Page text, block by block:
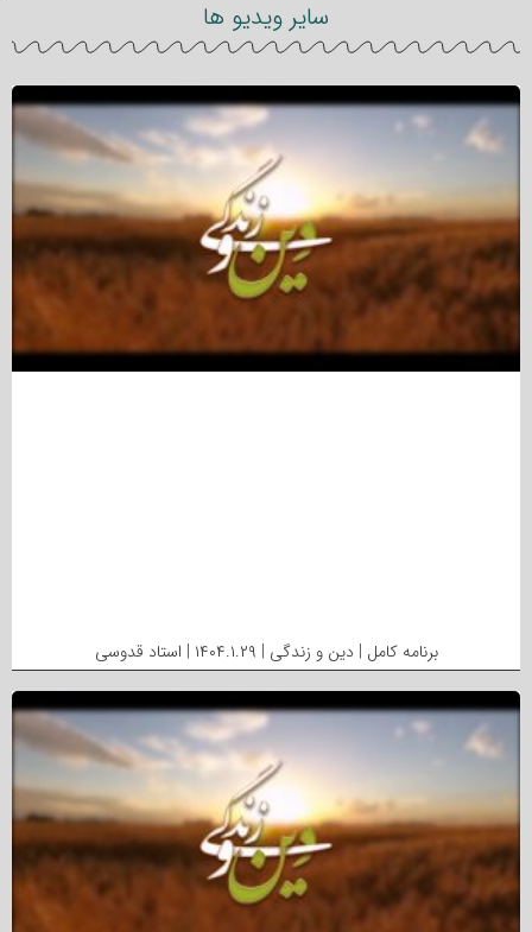
سایر ویدیو ها
برنامه کامل | دین و زندگی | ۱۴۰۴.۱.۲۹ | استاد قدوسی